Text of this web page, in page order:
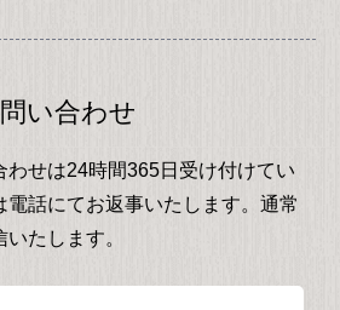
い合わせ
わせは24時間365日受け付けてい
電話にてお返事いたします。通常
たします。